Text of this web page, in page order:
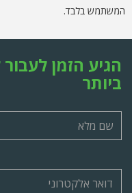
המשתמש בלבד.
הגיע הזמן
ביותר